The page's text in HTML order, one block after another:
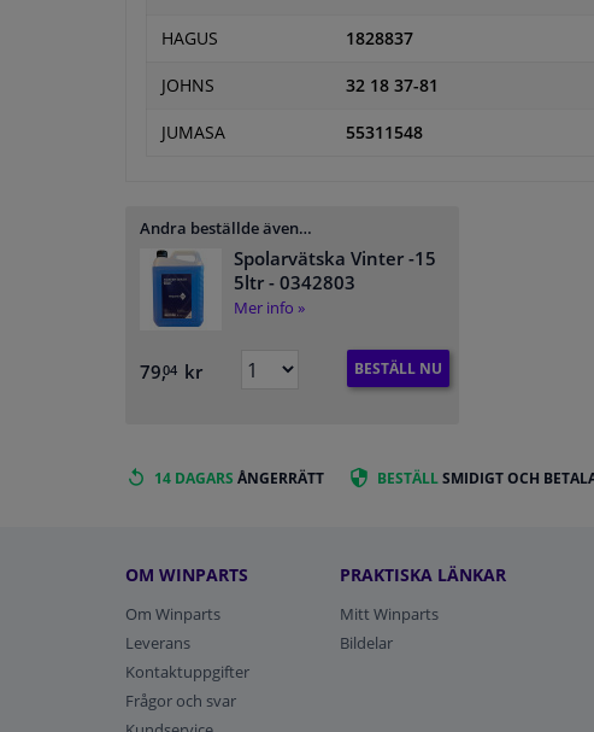
HAGUS 1828837
JOHNS 32 18 37-81
JUMASA 55311548
Andra beställde även…
Spolarvätska Vinter -15
5ltr - 0342803
Mer info »
79,04 kr BESTÄLL NU
14 DAGARS ÅNGERRÄTT BESTÄLLSMIDIGT OCH
OM WINPARTS
Om Winparts
Leverans
Kontaktuppgifter
Frågor och svar
PRAKTISKA LÄNKAR
Mitt Winparts
Bildelar